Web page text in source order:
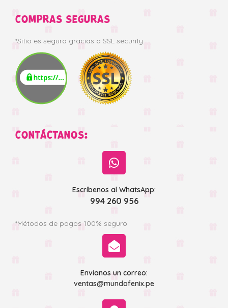
COMPRAS SEGURAS
*Sitio es seguro gracias a SSL security
CONTÁCTANOS:
Escríbenos al WhatsApp:
994 260 956
*Métodos de pagos 100% seguro
Envíanos un correo:
ventas@mundofenix.pe